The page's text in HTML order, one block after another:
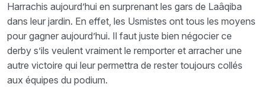
Harrachis aujourd’hui en surprenant les gars de Laâqiba
dans leur jardin. En effet, les Usmistes ont tous les moyens
pour gagner aujourd’hui. Il faut juste bien négocier ce
derby s’ils veulent vraiment le remporter et arracher une
autre victoire qui leur permettra de rester toujours collés
aux équipes du podium.